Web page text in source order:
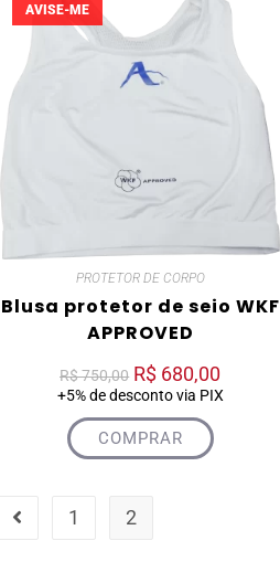
AVISE-ME
PROTETOR DE CORPO
Blusa protetor de seio WKF
APPROVED
R$750,00 R$ 680,00
+5% de desconto via PIX
COMPRAR
1 2